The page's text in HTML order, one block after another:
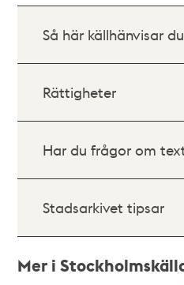
Så här källhänvisar
Rättigheter
Har du frågor om
Stadsarkivet tipsar
Mer i